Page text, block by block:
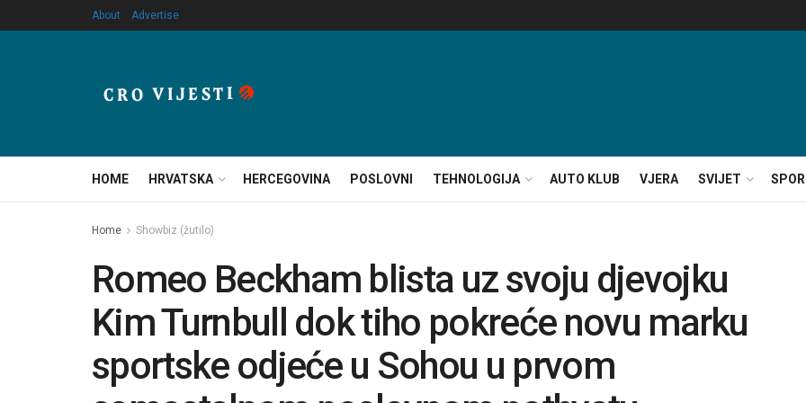
About Advertise
HOME HRVATSKA HERCEGOVINA POSLOVNI TEHNOLOGIJA AUTO KLUB VJERA SVIJET
Home Showbiz (žutilo)
Romeo Beckham blista uz svoju djevojku
Kim Turnbull dok tiho pokreće novu marku
sportske odjeće u Sohou u prvom